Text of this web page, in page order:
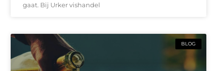
gaat. Bij Urker vishandel
BLOG